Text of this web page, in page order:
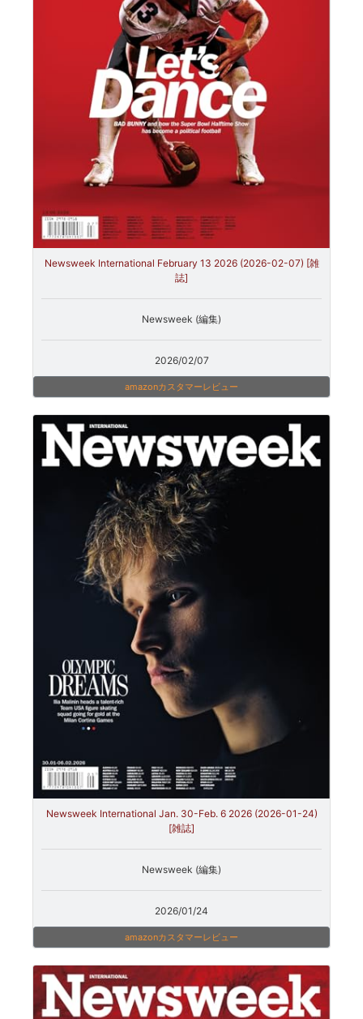
Newsweek International February 13 2026 (2026-02-07) [雑
誌]
Newsweek (編集)
2026/02/07
amazonカスタマーレビュー
Newsweek International Jan. 30-Feb. 6 2026 (2026-01-24)
[雑誌]
Newsweek (編集)
2026/01/24
amazonカスタマーレビュー